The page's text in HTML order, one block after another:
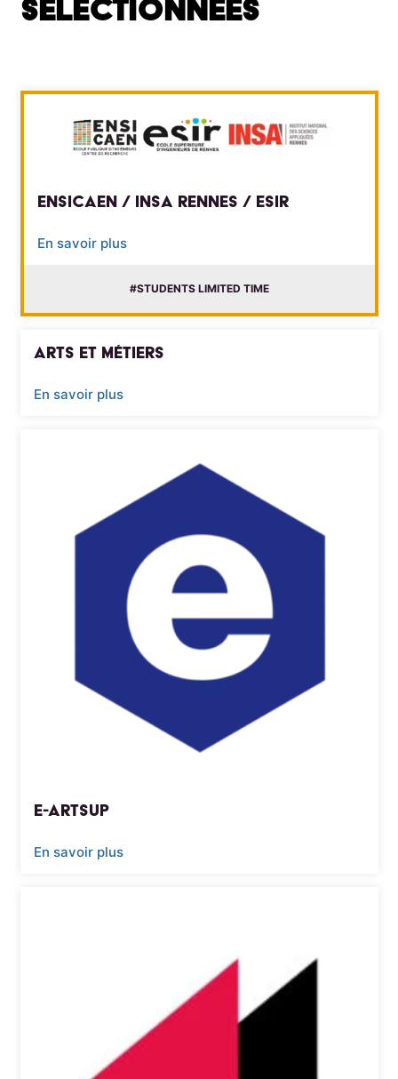
sélectionnées
Arts et Métiers
En savoir plus
e-artsup
En savoir plus
ENSICAEN / INSA Rennes / ESIR
En savoir plus
#STUDENTS LIMITED TIME